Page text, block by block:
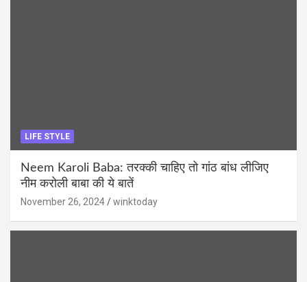
LIFE STYLE
Neem Karoli Baba: तरक्की चाहिए तो गांठ बांध लीजिए
नीम करोली बाबा की ये बातें
November 26, 2024 winktoday